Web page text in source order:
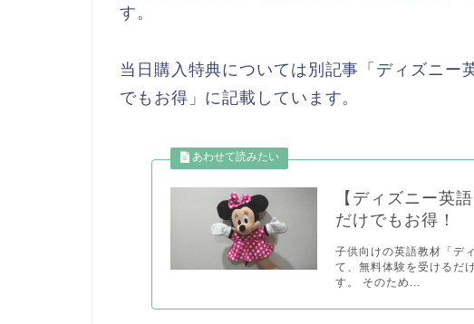
す。
当日購入特典については別記事「ディズニー
でもお得」に記載しています。
【ディズニー英
だけでもお得！
子供向けの英語教材「デ
て、無料体験を受けるだ
す。 そのため...